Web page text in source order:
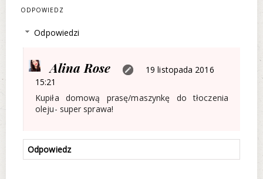
ODPOWIEDZ
Odpowiedzi
Alina Rose
19 listopada 2016
15:21
Kupiła domową prasę/maszynkę do tłoczenia
oleju- super sprawa!
Odpowiedz